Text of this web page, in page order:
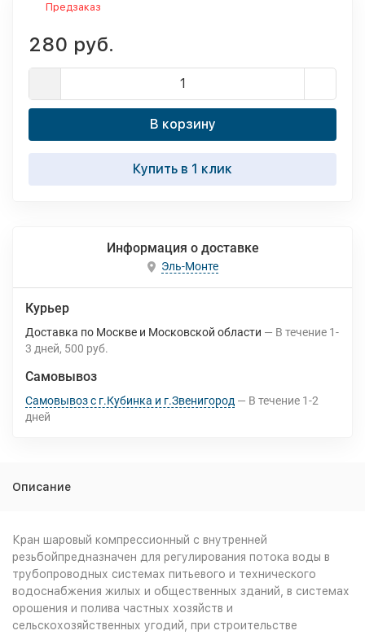
Предзаказ
280 руб.
В корзину
Купить в 1 клик
Информация о доставке
Эль-Монте
Курьер
Доставка по Москве и Московской области В течение 1-
3 дней 500 руб.
Самовывоз
Самовывоз с г.Кубинка и г.Звенигород В течение 1-2
дней
Описание
Кран шаровый компрессионный с внутренней
резьбойпредназначен для регулирования потока воды в
трубопроводных системах питьевого и технического
водоснабжения жилых и общественных зданий, в системах
орошения и полива частных хозяйств и
сельскохозяйственных угодий, при строительстве